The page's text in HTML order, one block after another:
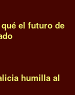
el futuro de
humilla al